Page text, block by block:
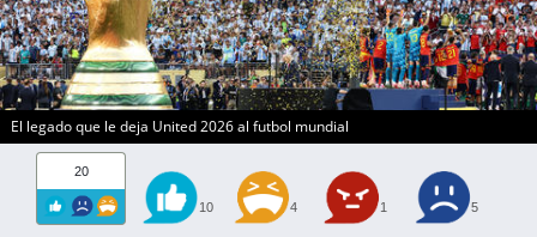
El legado que le deja United 2026 al futbol mundial
20
10 4 1 5